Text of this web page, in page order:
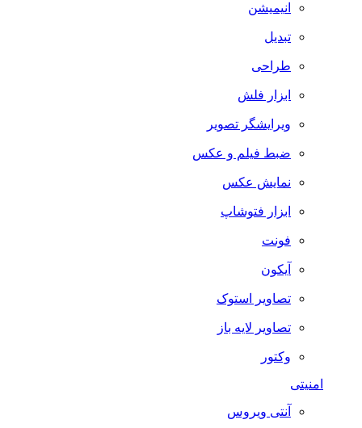
انیمیشن
تبدیل
طراحی
ابزار فلش
ویرایشگر تصویر
ضبط فيلم و عكس
نمایش عکس
ابزار فتوشاپ
فونت
آیکون
تصاویر استوک
تصاویر لایه باز
وکتور
امنیتی
آنتی ویروس